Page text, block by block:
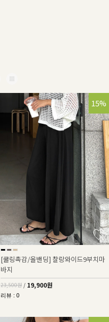
15%
[쿨링촉감/올밴딩] 찰랑와이드9부치마
바지
23,500원 / 19,900원
리뷰 : 0